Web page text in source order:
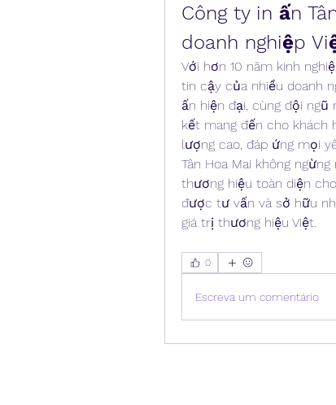
Công ty in ấn
doanh nghiệp
Với hơn 10 năm kinh
tin cậy của nhiều doanh
ấn hiện đại, cùng đội ngũ
kết mang đến cho khách
lượng cao, đáp ứng mọi
Tân Hoa Mai không
thương hiệu toàn diện
được tư vấn và sở hữu
giá trị thương hiệu Việt.
0
Escreva um comentário